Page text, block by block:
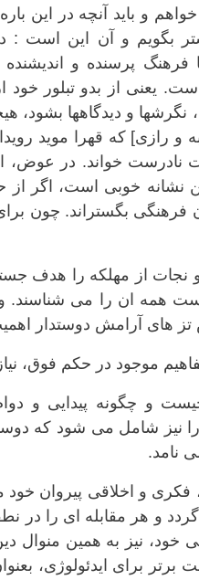
و باید آنچه در این
بگویم و آن این است
تنها فرهنگ پرسنده و
است. یعنی از بدو تبلور
نگرشها و دیدگاهها بشود،
و رازی] که قهرا موید
خواند. در عوض،
و این نشانه خوبی است،
فرهنگی بگستراند. چون
نجات از مهلکه را هدف
همه ان را می شناسند. و
های آرامش دوستدار
موجود در حکم فوق، نیاز
و چگونه پیدایی و
شامل می شود که
نامد.
و اخلاقی پیروان
و هر مقابله ای را در
خود، نیز به همین
برای ایدئولوژی،